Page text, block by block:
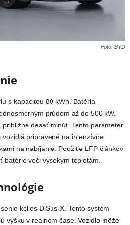
Foto: BYD
s kapacitou 80 kWh. Batéria
prúdom až do 500 kW.
približne desať minút. Tento parameter
vozidlá pripravené na intenzívne
na nabíjanie. Použitie LFP článkov
batérie voči vysokým teplotám.
kolies DiSus-X. Tento systém
výšku v reálnom čase. Vozidlo môže